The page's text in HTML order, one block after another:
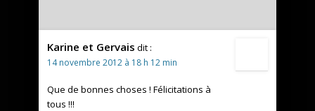
Karine et Gervais dit :
14 novembre 2012 à 18 h 12 min
Que de bonnes choses ! Félicitations à
tous !!!